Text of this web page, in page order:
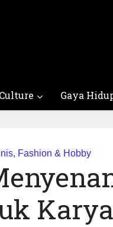
Gaya
Fashion & Hobby